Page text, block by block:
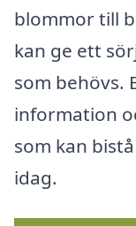
blommor till
kan ge ett
som behövs.
information
som kan
idag.